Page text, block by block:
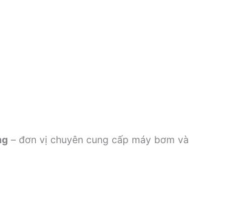
– đơn vị chuyên cung cấp máy bơm và